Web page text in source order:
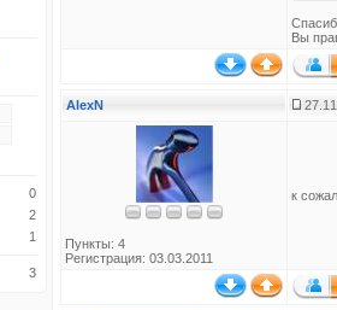
0
2
1
3
Вы
AlexN
Пункты: 4
Регистрация: 03.03.2011
к